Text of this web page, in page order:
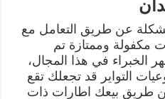
عن طريق التعامل مع
مكفولة وممتازة تم
الخبراء في هذا المجال،
التواير قد تجعلك تقع
طريق بيعك اطارات ذات